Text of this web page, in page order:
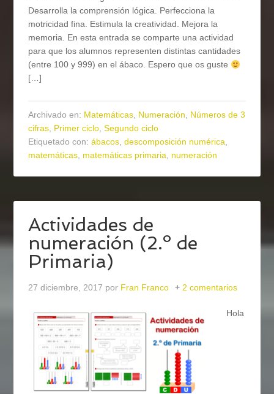
Desarrolla la comprensión lógica. Perfecciona la
motricidad fina. Estimula la creatividad. Mejora la
memoria. En esta entrada se comparte una actividad
para que los alumnos representen distintas cantidades
(entre 100 y 999) en el ábaco. Espero que os guste
[…]
Archivado en: Matemáticas, Numeración, Números de 3
cifras, Primer ciclo,Segundo ciclo
Etiquetado con:ábacos,descomposición numérica,
matemáticas, matemáticas primaria, numeración
Actividades de
numeración (2.º de
Primaria)
27 diciembre, 2017 por Fran Franco 2 comentarios
Hola